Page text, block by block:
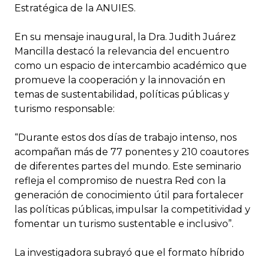
Estratégica de la ANUIES.
En su mensaje inaugural, la Dra. Judith Juárez
Mancilla destacó la relevancia del encuentro
como un espacio de intercambio académico que
promueve la cooperación y la innovación en
temas de sustentabilidad, políticas públicas y
turismo responsable:
“Durante estos dos días de trabajo intenso, nos
acompañan más de 77 ponentes y 210 coautores
de diferentes partes del mundo. Este seminario
refleja el compromiso de nuestra Red con la
generación de conocimiento útil para fortalecer
las políticas públicas, impulsar la competitividad y
fomentar un turismo sustentable e inclusivo”.
La investigadora subrayó que el formato híbrido